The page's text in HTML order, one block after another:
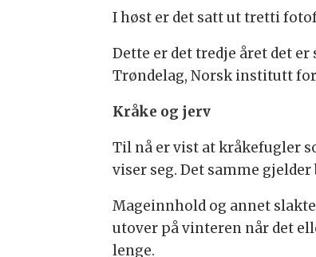
I høst er det satt ut tretti
Dette er det tredje året det
Trøndelag, Norsk institutt
Kråke og jerv
Til nå er vist at kråkefugler
viser seg. Det samme
Mageinnhold og annet
utover på vinteren når det
lenge.